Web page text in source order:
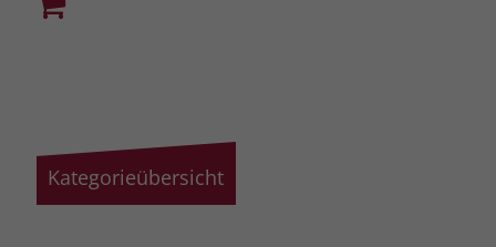
Kategorieübersicht